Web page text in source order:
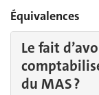
Équivalences
Le fait
du MAS ?